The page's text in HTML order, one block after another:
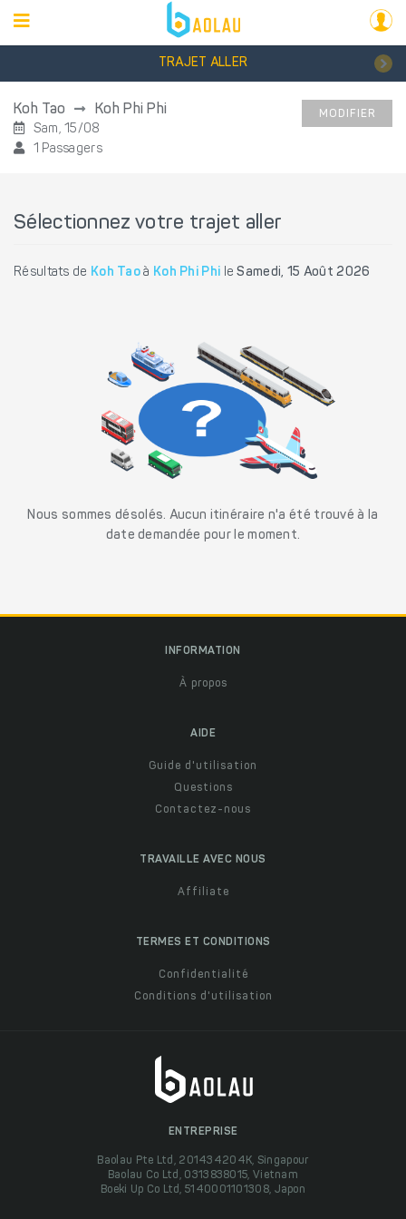
TRAJET ALLER
Koh Tao Koh Phi Phi
Sam, 15/08
1 Passagers
MODIFIER
Sélectionnez votre trajet aller
Résultats de Koh Tao à Koh Phi Phi leSamedi, 15 Août 2026
Nous sommes désolés. Aucun itinéraire n'a été trouvé à la
date demandée pour le moment.
INFORMATION
À propos
AIDE
Guide d'utilisation
Questions
Contactez-nous
TRAVAILLE AVEC NOUS
Affiliate
TERMES ET CONDITIONS
Confidentialité
Conditions d'utilisation
ENTREPRISE
Baolau Pte Ltd, 201434204K, Singapour
Baolau Co Ltd, 0313838015, Vietnam
Boeki Up Co Ltd, 5140001101308, Japon